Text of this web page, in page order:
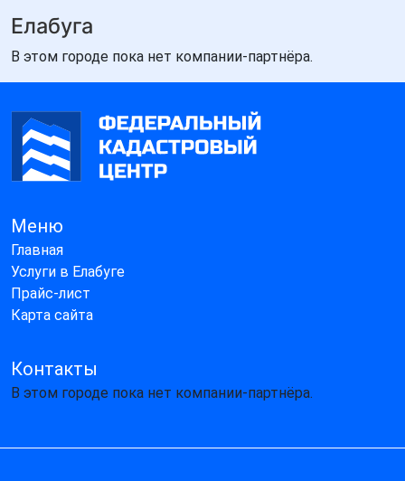
Елабуга
В этом городе пока нет компании-партнёра.
Меню
Главная
Услуги в Елабуге
Прайс-лист
Карта сайта
Контакты
В этом городе пока нет компании-партнёра.